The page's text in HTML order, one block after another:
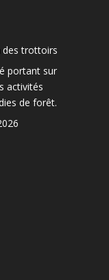
des trottoirs
portant sur
activités
de forêt.